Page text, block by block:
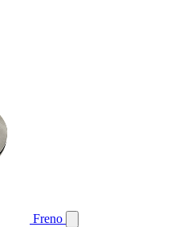
Freno